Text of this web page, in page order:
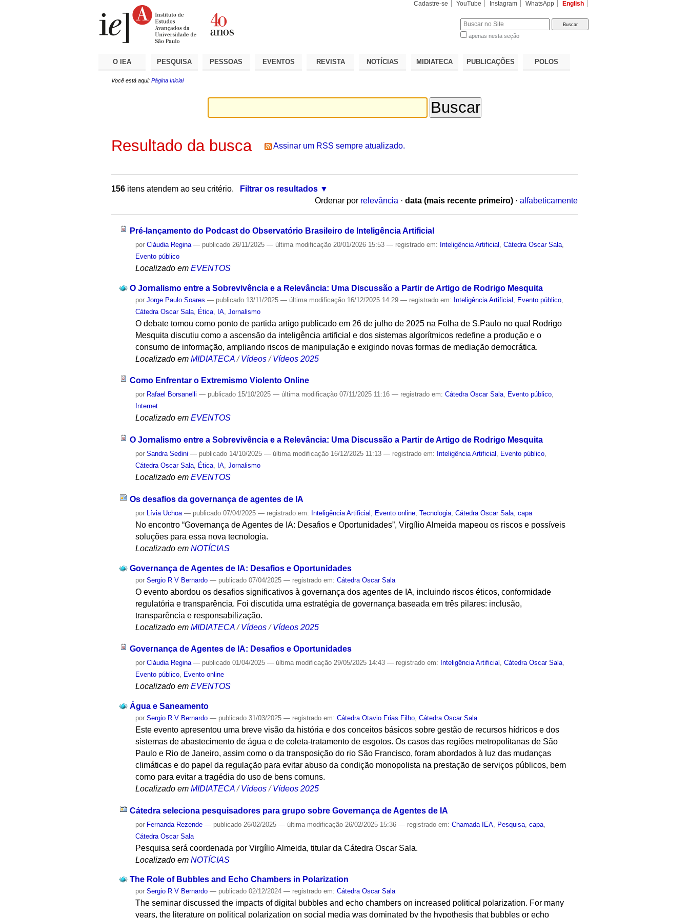
Cadastre-se YouTube Instagram WhatsApp English
apenas nesta seção
O IEA PESQUISA PESSOAS EVENTOS REVISTA NOTÍCIAS MIDIATECA PUBLICAÇÕES POLOS
Você está aqui: Página Inicial
Resultado da busca Assinar um RSS sempre atualizado.
156 itens atendem ao seu critério.
Filtrar os resultados
Ordenar por relevância · data (mais recente primeiro) · alfabeticamente
Pré-lançamento do Podcast do Observatório Brasileiro de Inteligência Artificial
porCláudia Regina — publicado 26/11/2025— última modificação 20/01/2026 15:53— registrado em: Inteligência Artificial ,Cátedra Oscar Sala
Evento público
Localizado em EVENTOS
O Jornalismo entre a Sobrevivência e a Relevância: Uma Discussão a Partir de Artigo de Rodrigo Mesquita
porJorge Paulo Soares — publicado 13/11/2025— última modificação 16/12/2025 14:29— registrado em: Inteligência Artificial Evento público
Cátedra Oscar Sala Ética IA ,Jornalismo
O debate tomou como ponto de partida artigo publicado em 26 de julho de 2025 na Folha de S.Paulo no qual Rodrigo
Mesquita discutiu como a ascensão da inteligência artificial e dos sistemas algorítmicos redefine a produção e o
consumo de informação, ampliando riscos de manipulação e exigindo novas formas de mediação democrática.
Localizado em MIDIATECA /Vídeos /Vídeos 2025
Como Enfrentar o Extremismo Violento Online
por Rafael Borsanelli — publicado 15/10/2025— última modificação 07/11/2025 11:16— registrado em:Cátedra Oscar Sala, Evento público,
Internet
Localizado em EVENTOS
O Jornalismo entre a Sobrevivência e a Relevância: Uma Discussão a Partir de Artigo de Rodrigo Mesquita
porSandra Sedini — publicado 14/10/2025— última modificação 16/12/2025 11:13— registrado em: Inteligência Artificial , Evento público,
Cátedra Oscar Sala, Ética, IA,Jornalismo
Localizado em EVENTOS
Os desafios da governança de agentes de IA
por Lívia Uchoa— publicado 07/04/2025— registrado em: Inteligência Artificial Evento online ,Tecnologia ,Cátedra Oscar Sala ,capa
No encontro “Governança de Agentes de IA: Desafios e Oportunidades”, Virgílio Almeida mapeou os riscos e possíveis
soluções para essa nova tecnologia.
Localizado em NOTÍCIAS
Governança de Agentes de IA: Desafios e Oportunidades
porSergio R V Bernardo — publicado 07/04/2025— registrado em:Cátedra Oscar Sala
O evento abordou os desafios significativos à governança dos agentes de IA, incluindo riscos éticos, conformidade
regulatória e transparência. Foi discutida uma estratégia de governança baseada em três pilares: inclusão,
transparência e responsabilização.
Localizado em MIDIATECA /Vídeos /Vídeos 2025
Governança de Agentes de IA: Desafios e Oportunidades
porCláudia Regina — publicado 01/04/2025— última modificação 29/05/2025 14:43— registrado em: Inteligência Artificial ,Cátedra Oscar Sala,
Evento público, Evento online
Localizado em EVENTOS
Água e Saneamento
porSergio R V Bernardo — publicado 31/03/2025— registrado em:Cátedra Otavio Frias Filho ,Cátedra Oscar Sala
Este evento apresentou uma breve visão da história e dos conceitos básicos sobre gestão de recursos hídricos e dos
sistemas de abastecimento de água e de coleta-tratamento de esgotos. Os casos das regiões metropolitanas de São
Paulo e Rio de Janeiro, assim como o da transposição do rio São Francisco, foram abordados à luz das mudanças
climáticas e do papel da regulação para evitar abuso da condição monopolista na prestação de serviços públicos, bem
como para evitar a tragédia do uso de bens comuns.
Localizado em MIDIATECA /Vídeos /Vídeos 2025
Cátedra seleciona pesquisadores para grupo sobre Governança de Agentes de IA
por Fernanda Rezende — publicado 26/02/2025— última modificação 26/02/2025 15:36— registrado em:Chamada IEA Pesquisa ,capa
Cátedra Oscar Sala
Pesquisa será coordenada por Virgílio Almeida, titular da Cátedra Oscar Sala.
Localizado em NOTÍCIAS
The Role of Bubbles and Echo Chambers in Polarization
porSergio R V Bernardo — publicado 02/12/2024— registrado em:Cátedra Oscar Sala
The seminar discussed the impacts of digital bubbles and echo chambers on increased political polarization. For many
years, the literature on political polarization on social media was dominated by the hypothesis that bubbles or echo